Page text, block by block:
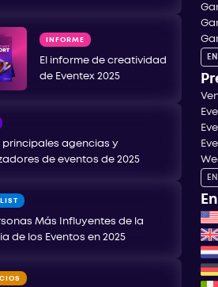
INFORME
El informe de creatividad
de Eventex 2025
principales agencias y
de eventos de 2025
Más Influyentes de la
de los Eventos en 2025